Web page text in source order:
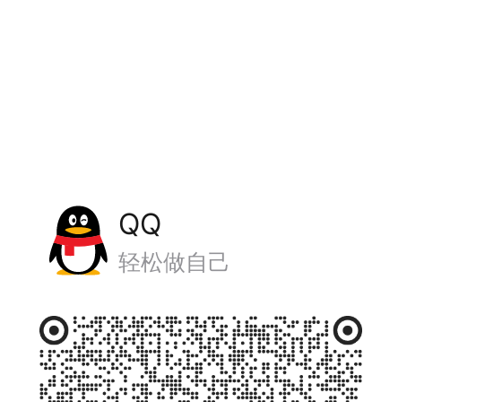
QQ
轻松做自己